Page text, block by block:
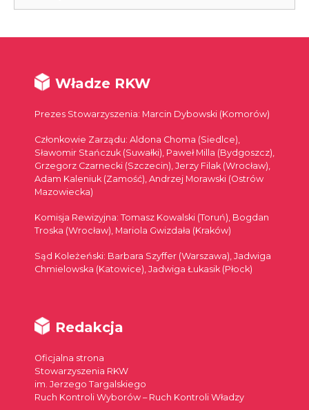
Władze RKW
Prezes Stowarzyszenia: Marcin Dybowski (Komorów)
Członkowie Zarządu: Aldona Choma (Siedlce),
Sławomir Stańczuk (Suwałki), Paweł Milla (Bydgoszcz),
Grzegorz Czarnecki (Szczecin), Jerzy Filak (Wrocław),
Adam Kaleniuk (Zamość), Andrzej Morawski (Ostrów
Mazowiecka)
Komisja Rewizyjna: Tomasz Kowalski (Toruń), Bogdan
Troska (Wrocław), Mariola Gwizdała (Kraków)
Sąd Koleżeński: Barbara Szyffer (Warszawa), Jadwiga
Chmielowska (Katowice), Jadwiga Łukasik (Płock)
Redakcja
Oficjalna strona
Stowarzyszenia RKW
im. Jerzego Targalskiego
Ruch Kontroli Wyborów – Ruch Kontroli Władzy